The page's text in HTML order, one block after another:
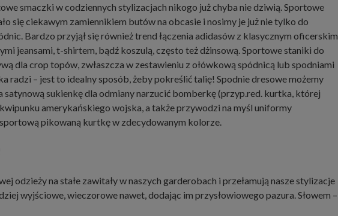
smaczki w codziennych stylizacjach nikogo już chyba nie dziwią. Sportowe
się ciekawym zamiennikiem butów na obcasie i nosimy je już nie tylko do
Bardzo przyjął się również trend łączenia adidasów z klasycznym oficerskim
jeansami, t-shirtem, bądź koszulą, często też dżinsową. Sportowe staniki do
dla crop topów, zwłaszcza w zestawieniu z ołówkową spódnicą lub spodniami
radzi – jest to idealny sposób, żeby pokreślić talię! Spodnie dresowe możemy
satynową sukienkę dla odmiany narzucić bomberkę (przyp.red. kurtka, której
amerykańskiego wojska, a także przywodzi na myśl uniformy
pikowaną kurtkę w zdecydowanym kolorze.
odzieży na stałe zawitały w naszych garderobach i przełamują nasze stylizacje
wyjściowe, wieczorowe nawet, dodając im przysłowiowego pazura. Słowem –